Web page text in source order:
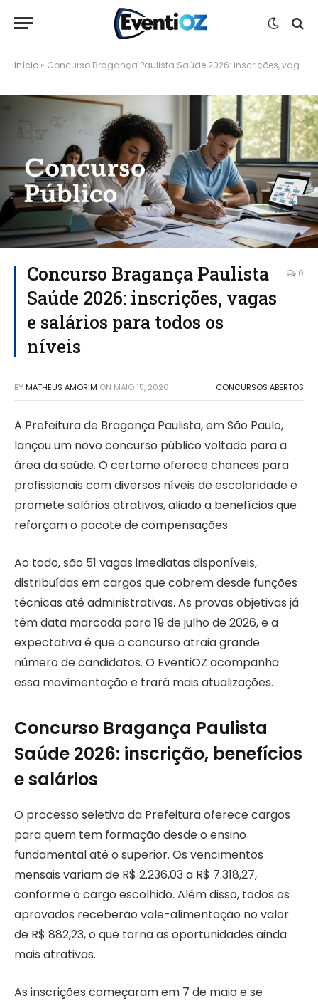
Início » Concurso Bragança Paulista Saúde 2026: inscrições, vagas e salários para todos os níveis
Concurso Bragança Paulista
Saúde 2026: inscrições, vagas
e salários para todos os
níveis
0
BY MATHEUS AMORIM ON MAIO 15, 2026 CONCURSOS ABERTOS
A Prefeitura de Bragança Paulista, em São Paulo,
lançou um novo concurso público voltado para a
área da saúde. O certame oferece chances para
profissionais com diversos níveis de escolaridade e
promete salários atrativos, aliado a benefícios que
reforçam o pacote de compensações.
Ao todo, são 51 vagas imediatas disponíveis,
distribuídas em cargos que cobrem desde funções
técnicas até administrativas. As provas objetivas já
têm data marcada para 19 de julho de 2026, e a
expectativa é que o concurso atraia grande
número de candidatos. O EventiOZ acompanha
essa movimentação e trará mais atualizações.
Concurso Bragança Paulista
Saúde 2026: inscrição, benefícios
e salários
O processo seletivo da Prefeitura oferece cargos
para quem tem formação desde o ensino
fundamental até o superior. Os vencimentos
mensais variam de R$ 2.236,03 a R$ 7.318,27,
conforme o cargo escolhido. Além disso, todos os
aprovados receberão vale-alimentação no valor
de R$ 882,23, o que torna as oportunidades ainda
mais atrativas.
As inscrições começaram em 7 de maio e se